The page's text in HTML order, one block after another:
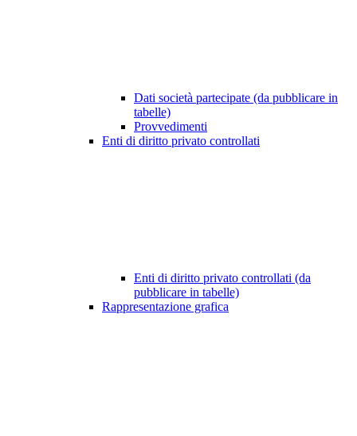
Dati società partecipate (da pubblicare in
tabelle)
Provvedimenti
Enti di diritto privato controllati
Enti di diritto privato controllati (da
pubblicare in tabelle)
Rappresentazione grafica